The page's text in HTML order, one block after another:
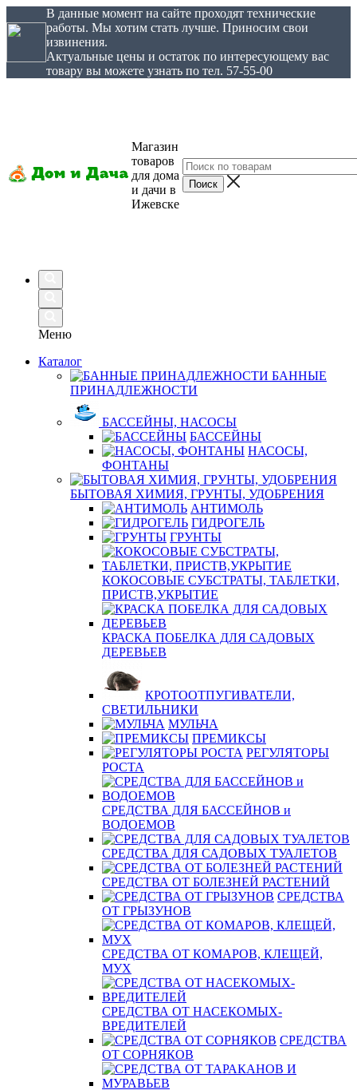
В данные момент на сайте проходят технические
работы. Мы хотим стать лучше. Приносим свои
извинения.
Актуальные цены и остаток по интересующему вас
товару вы можете узнать по тел. 57-55-00
Магазин
товаров
для дома
и дачи в
Ижевске
Меню
Каталог
БАННЫЕ
ПРИНАДЛЕЖНОСТИ
БАССЕЙНЫ, НАСОСЫ
БАССЕЙНЫ
НАСОСЫ,
ФОНТАНЫ
БЫТОВАЯ ХИМИЯ, ГРУНТЫ, УДОБРЕНИЯ
АНТИМОЛЬ
ГИДРОГЕЛЬ
ГРУНТЫ
КОКОСОВЫЕ СУБСТРАТЫ, ТАБЛЕТКИ,
ПРИСТВ,УКРЫТИЕ
КРАСКА ПОБЕЛКА ДЛЯ САДОВЫХ
ДЕРЕВЬЕВ
КРОТООТПУГИВАТЕЛИ,
СВЕТИЛЬНИКИ
МУЛЬЧА
ПРЕМИКСЫ
РЕГУЛЯТОРЫ
РОСТА
СРЕДСТВА ДЛЯ БАССЕЙНОВ и
ВОДОЕМОВ
СРЕДСТВА ДЛЯ САДОВЫХ ТУАЛЕТОВ
СРЕДСТВА ОТ БОЛЕЗНЕЙ РАСТЕНИЙ
СРЕДСТВА
ОТ ГРЫЗУНОВ
СРЕДСТВА ОТ КОМАРОВ, КЛЕЩЕЙ,
МУХ
СРЕДСТВА ОТ НАСЕКОМЫХ-
ВРЕДИТЕЛЕЙ
СРЕДСТВА
ОТ СОРНЯКОВ